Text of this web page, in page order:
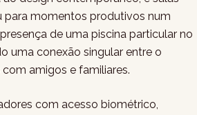
para momentos produtivos num
de uma piscina particular no
uma conexão singular entre o
amigos e familiares.
com acesso biométrico,